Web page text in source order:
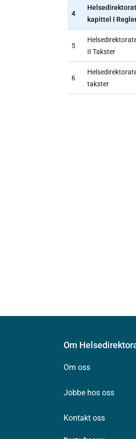
4
kapittel I
5
II Takster
6
takster
Om
Om oss
Jobbe hos oss
Kontakt oss